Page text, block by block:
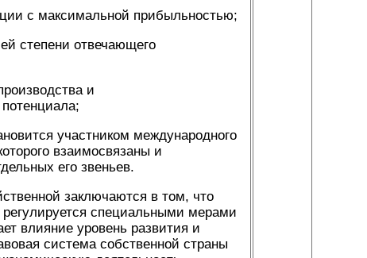
с максимальной прибыльностью;
степени отвечающего
и
участником международного
взаимосвязаны и
его звеньев.
заключаются в том, что
специальными мерами
влияние уровень развития и
система собственной страны